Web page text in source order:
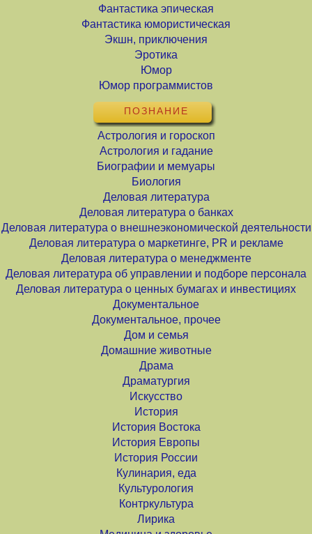
Фантастика эпическая
Фантастика юмористическая
Экшн, приключения
Эротика
Юмор
Юмор программистов
ПОЗНАНИЕ
Астрология и гороскоп
Астрология и гадание
Биографии и мемуары
Биология
Деловая литература
Деловая литература о банках
Деловая литература о внешнеэкономической деятельности
Деловая литература о маркетинге, PR и рекламе
Деловая литература о менеджменте
Деловая литература об управлении и подборе персонала
Деловая литература о ценных бумагах и инвестициях
Документальное
Документальное, прочее
Дом и семья
Домашние животные
Драма
Драматургия
Искусство
История
История Востока
История Европы
История России
Кулинария, еда
Культурология
Контркультура
Лирика